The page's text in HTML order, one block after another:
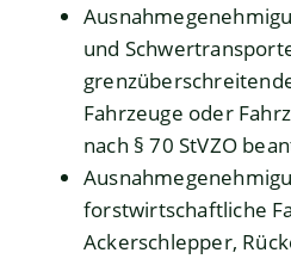
und
Fahrzeuge oder
nach § 70 StVZO
forstwirtschaftliche
Ackerschlepper,